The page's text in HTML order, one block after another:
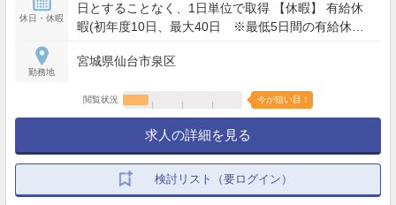
休日・休暇
日とすることなく、1日単位で取得 【休暇】 有給休
暇(初年度10日、最大40日 ※最低5日間の有給休暇
ニバーサリー(1日）、産前産後(産前6週産後8週)、育
勤務地
宮城県仙台市泉区
閲覧状況 今が狙い目！
求人の詳細を見る
検討リスト（要ログイン）